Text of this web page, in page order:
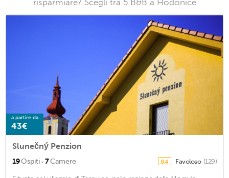
risparmiare? Scegli tra 5 B&B a Hodonice
a partire da
43€
Slunečný Penzion
19Ospiti · 7Camere 8,4 Favoloso (129)